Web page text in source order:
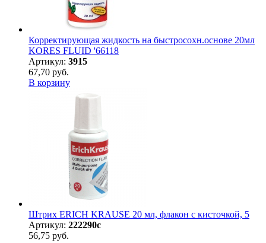
Корректирующая жидкость на быстросохн.основе 20мл
KORES FLUID '66118
Артикул: 3915
67,70 руб.
В корзину
Штрих ERICH KRAUSE 20 мл, флакон с кисточкой, 5
Артикул: 222290с
56,75 руб.